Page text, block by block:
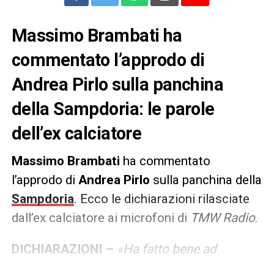
Massimo Brambati ha
commentato l’approdo di
Andrea Pirlo sulla panchina
della Sampdoria: le parole
dell’ex calciatore
Massimo Brambati ha commentato
l’approdo di Andrea Pirlo sulla panchina della
Sampdoria. Ecco le dichiarazioni rilasciate
dall’ex calciatore ai microfoni di TMW Radio.
DICHIARAZIONI – «Ha fatto bene ad